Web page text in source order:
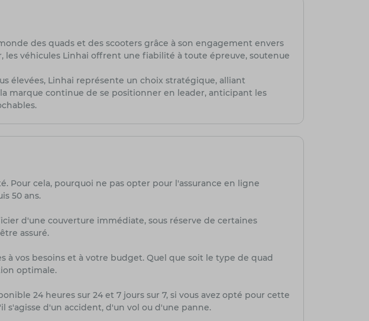
des quads et des scooters grâce à son engagement envers
véhicules Linhai offrent une fiabilité à toute épreuve, soutenue
élevées, Linhai représente un choix stratégique, alliant
marque continue de se positionner en leader, anticipant les
cela, pourquoi ne pas opter pour l'assurance en ligne
50 ans.
d'une couverture immédiate, sous réserve de certaines
assuré.
à vos besoins et à votre budget. Quel que soit le type de quad
optimale.
24 heures sur 24 et 7 jours sur 7, si vous avez opté pour cette
s'agisse d'un accident, d'un vol ou d'une panne.